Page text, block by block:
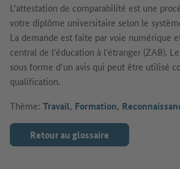
L'attestation de comparabilité est une
votre diplôme universitaire selon le
La demande est faite par voie numérique
central de l'éducation à l'étranger (ZAB).
sous forme d’un avis qui peut être utilisé
qualification.
Thème: Travail, Formation,
Retour au glossaire